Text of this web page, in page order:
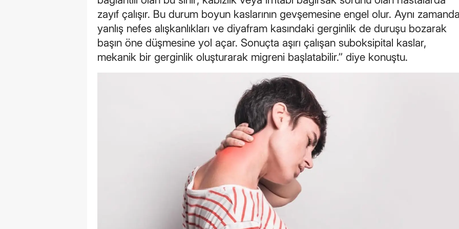
Yalova
Karabük
Kilis
zayıf çalışır. Bu durum boyun kaslarının gevşemesine engel olur. Aynı
yanlış nefes alışkanlıkları ve diyafram kasındaki gerginlik de duruşu bozarak
başın öne düşmesine yol açar. Sonuçta aşırı çalışan suboksipital kaslar,
mekanik bir gerginlik oluşturarak migreni başlatabilir.” diye konuştu.